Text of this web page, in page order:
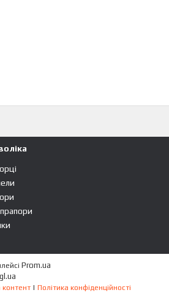
Prom.ua
| Політика конфіденційності